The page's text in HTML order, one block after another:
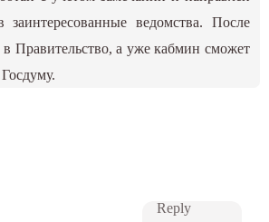
заинтересованные ведомства. После
в Правительство, а уже кабмин сможет
Reply